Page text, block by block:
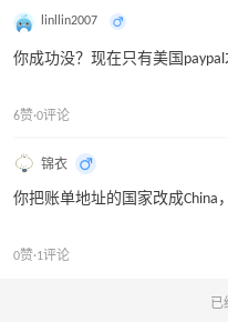
linllin2007
你成功没？现在只有美国paypal
6赞·0评论
锦衣
你把账单地址的国家改成China
0赞·1评论
已